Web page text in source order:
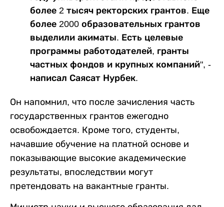
более 2 тысяч ректорских грантов. Еще
более 2000 образовательных грантов
выделили акиматы. Есть целевые
программы работодателей, гранты
частных фондов и крупных компаний", -
написал Саясат Нурбек.
Он напомнил, что после зачисления часть
государственных грантов ежегодно
освобождается. Кроме того, студенты,
начавшие обучение на платной основе и
показывающие высокие академические
результаты, впоследствии могут
претендовать на вакантные гранты.